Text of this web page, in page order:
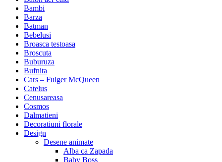
Bambi
Barza
Batman
Bebelusi
Broasca testoasa
Broscuta
Buburuza
Bufnita
Cars – Fulger McQueen
Catelus
Cenusareasa
Cosmos
Dalmatieni
Decoratiuni florale
Design
Desene animate
Alba ca Zapada
Baby Boss